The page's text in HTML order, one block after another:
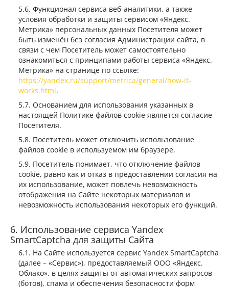
Функционал сервиса веб-аналитики, а также
условия обработки и защиты сервисом «Яндекс.
Метрика» персональных данных Посетителя может
быть изменён без согласия Администрации сайта, в
связи с чем Посетитель может самостоятельно
ознакомиться с принципами работы сервиса «Яндекс.
Метрика» на странице по ссылке:
https://yandex.ru/support/metrica/general/how-it-
works.html.
Основанием для использования указанных в
настоящей Политике файлов сookie является согласие
Посетителя.
Посетитель может отключить использование
файлов cookie в используемом им браузере.
Посетитель понимает, что отключение файлов
cookie, равно как и отказ в предоставлении согласия на
их использование, может повлечь невозможность
отображения на Сайте некоторых материалов и
невозможность использования некоторых его функций.
Использование сервиса Yandex
SmartCaptcha для защиты Сайта
На Сайте используется сервис Yandex SmartCaptcha
(далее – «Сервис»), предоставляемый ООО «Яндекс.
Облако», в целях защиты от автоматических запросов
(ботов), спама и обеспечения безопасности форм